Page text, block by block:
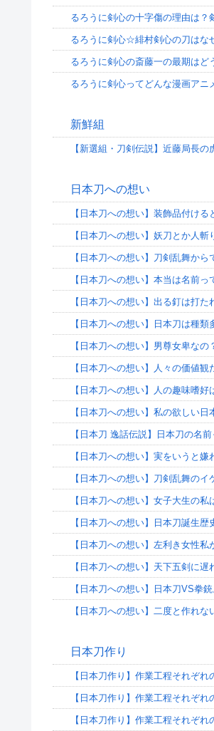
るろうに剣心の十字傷の理由は？
るろうに剣心☆緋村剣心の刀はな
るろうに剣心の斎藤一の最期はど
るろうに剣心ってどんな漫画ア
新鮮組
【新選組・刀剣伝説】近藤局長の
日本刀への想い
【日本刀への想い】装飾品付け
【日本刀への想い】妖刀とか人
【日本刀への想い】刀剣乱舞か
【日本刀への想い】本当は名前
【日本刀への想い】出る釘は打
【日本刀への想い】日本刀は種
【日本刀への想い】男尊女卑なの
【日本刀への想い】人々の価値
【日本刀への想い】人の趣味嗜
【日本刀への想い】私の欲しい
【日本刀 逸話伝説】日本刀の名
【日本刀への想い】実をいうと
【日本刀への想い】刀剣乱舞の
【日本刀への想い】女子大生の
【日本刀への想い】日本刀誕生
【日本刀への想い】左利き女性
【日本刀への想い】天下五剣に
【日本刀への想い】日本刀VS拳
【日本刀への想い】二度と作れ
日本刀作り
【日本刀作り】作業工程それぞ
【日本刀作り】作業工程それぞ
【日本刀作り】作業工程それぞ